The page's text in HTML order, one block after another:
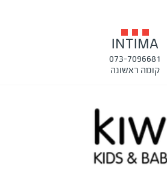
INTIMA
073-7096681
קומה ראשונה